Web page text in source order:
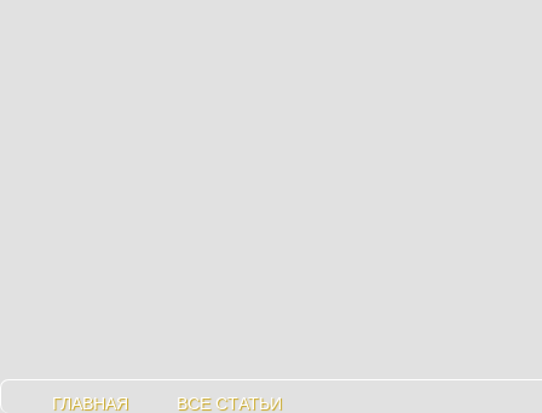
ГЛАВНАЯ ВСЕ СТАТЬИ